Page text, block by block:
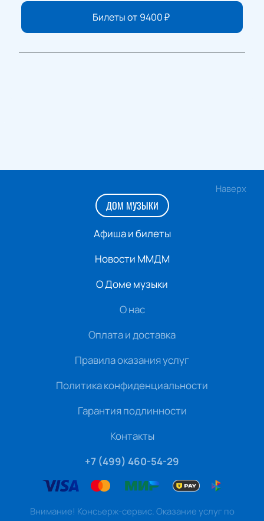
Билеты от 9400₽
Наверх
ДОМ МУЗЫКИ
Афиша и билеты
Новости ММДМ
О Доме музыки
О нас
Оплата и доставка
Правила оказания услуг
Политика конфиденциальности
Гарантия подлинности
Контакты
+7 (499) 460-54-29
Внимание! Консьерж-сервис. Оказание услуг по